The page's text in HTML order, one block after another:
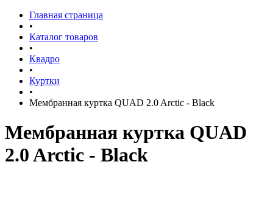
Главная страница
•
Каталог товаров
•
Квадро
•
Куртки
•
Мембранная куртка QUAD 2.0 Arctic - Black
Мембранная куртка QUAD
2.0 Arctic - Black